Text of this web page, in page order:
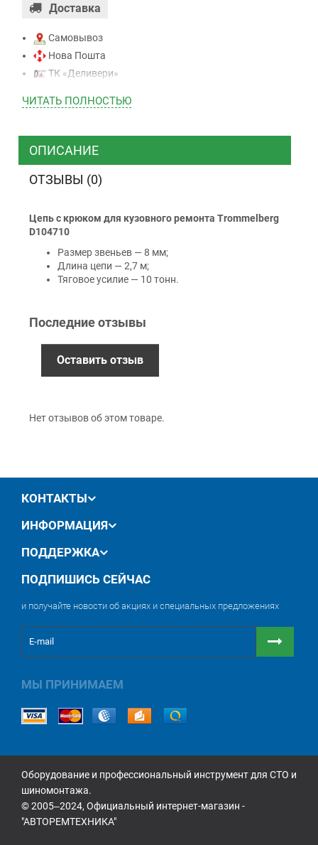
Доставка
Самовывоз
Нова Пошта
ТК «Деливери»
ТК “Justin”
ТК ”УкрПочта”
Наличными
Оплата картой Visa, Mastercard - LiqPay
Приватбанк
Гарантия
12 месяцевофициальной гарантии от
обмен / возврат товара в течение 14 дней
ЧИТАТЬ ПОЛНОСТЬЮ
ОПИСАНИЕ
ОТЗЫВЫ (0)
Цепь с крюком для кузовного ремонта Trommelberg
D104710
Размер звеньев — 8 мм;
Длина цепи — 2,7 м;
Тяговое усилие — 10 тонн.
Последние отзывы
Оставить отзыв
Нет отзывов об этом товаре.
КОНТАКТЫ
ИНФОРМАЦИЯ
ПОДДЕРЖКА
ПОДПИШИСЬ СЕЙЧАС
и получайте новости об акциях и специальных предложениях
МЫ ПРИНИМАЕМ
Оборудование и профессиональный инструмент для СТО и
шиномонтажа.
© 2005‒2024, Официальный интернет-магазин -
"АВТОРЕМТЕХНИКА"